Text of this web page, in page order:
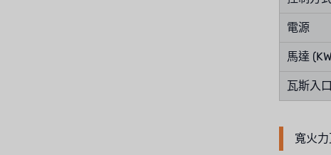
電源
馬達
瓦斯入
寬火